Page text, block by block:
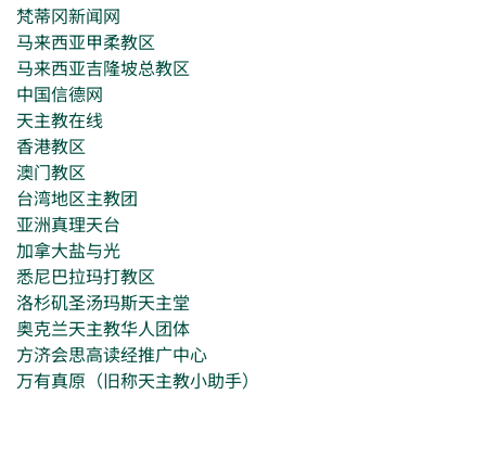
梵蒂冈新闻网
马来西亚甲柔教区
马来西亚吉隆坡总教区
中国信德网
天主教在线
香港教区
澳门教区
台湾地区主教团
亚洲真理天台
加拿大盐与光
悉尼巴拉玛打教区
洛杉矶圣汤玛斯天主堂
奥克兰天主教华人团体
方济会思高读经推广中心
万有真原（旧称天主教小助手）